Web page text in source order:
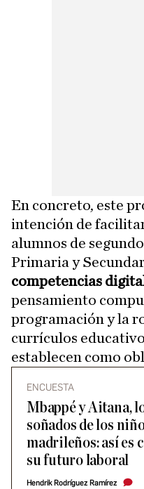
En concreto, este
intención de
alumnos de
Primaria y
competencias
pensamiento
programación y la
currículos
establecen como
ENCUESTA
Mbappé y Aitana,
soñados de los
madrileños: así es
su futuro laboral
Hendrik Rodríguez Ramírez